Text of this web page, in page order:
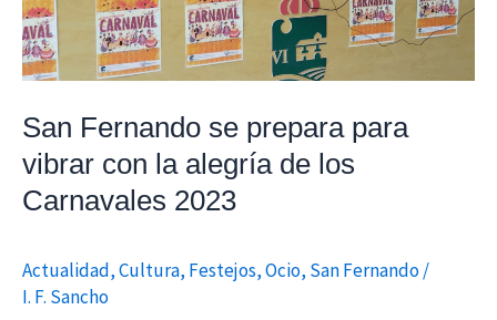
San Fernando se prepara para
vibrar con la alegría de los
Carnavales 2023
Actualidad,Cultura, Festejos,Ocio, San Fernando/
I. F. Sancho
con
la
alegría
los
Carnavales
2023